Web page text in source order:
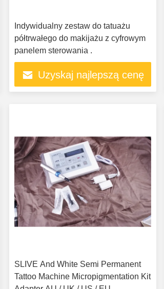
Indywidualny zestaw do tatuażu
półtrwałego do makijażu z cyfrowym
panelem sterowania .
Uzyskaj najlepszą cenę
SLIVE And White Semi Permanent
Tattoo Machine Micropigmentation Kit